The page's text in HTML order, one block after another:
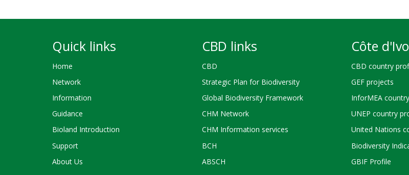
Quick links
Home
Network
Information
Guidance
Bioland Introduction
Support
About Us
CBD links
CBD
Strategic Plan for Biodiversity
Global Biodiversity Framework
CHM Network
CHM Information services
BCH
ABSCH
Côte
CBD country
GEF projects
InforMEA
UNEP country
United Nations
Biodiversity
GBIF Profile